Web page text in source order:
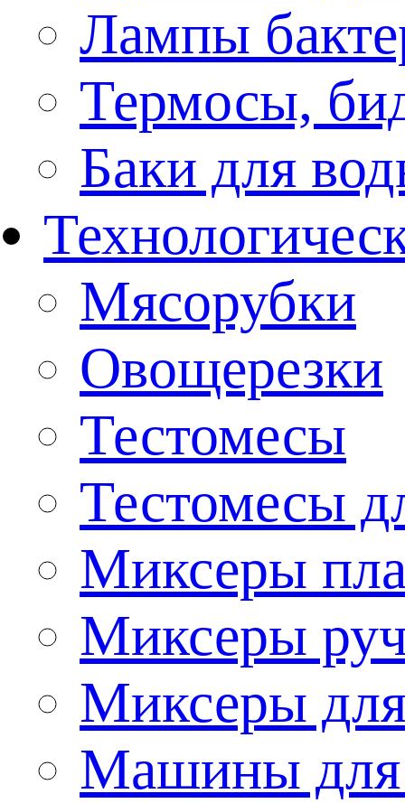
Лампы
Термосы,
Баки для
Мясорубки
Овощерезки
Тестомесы
Тестомесы
Миксеры
Миксеры
Миксеры
Машины для